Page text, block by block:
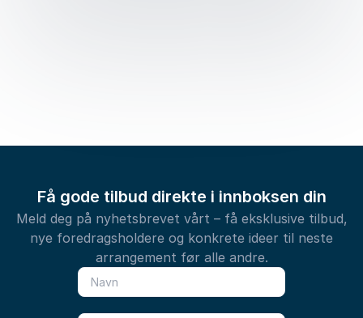
Få gode tilbud direkte i innboksen din
Meld deg på nyhetsbrevet vårt – få eksklusive tilbud,
nye foredragsholdere og konkrete ideer til neste
arrangement før alle andre.